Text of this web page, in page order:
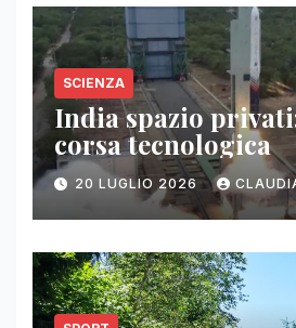
SCIENZA
India spazio
corsa tecnologica
20 LUGLIO 2026